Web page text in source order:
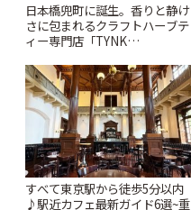
日本橋兜町に誕生。香りと静け
さに包まれるクラフトハーブテ
ィー専門店「TYNK
すべて東京駅から徒歩5分以内
♪駅近カフェ最新ガイド6選~重